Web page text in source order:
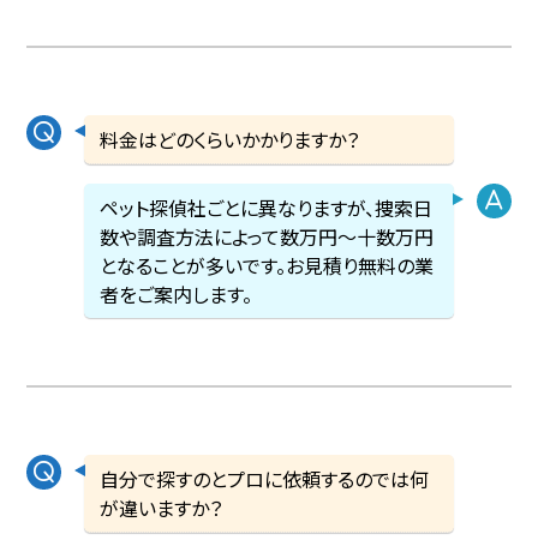
料金はどのくらいかかりますか？
ペット探偵社ごとに異なりますが、捜索日
数や調査方法によって数万円〜十数万円
となることが多いです。お見積り無料の業
者をご案内します。
自分で探すのとプロに依頼するのでは何
が違いますか？